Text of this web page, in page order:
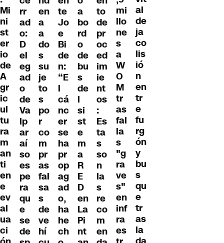
Mi
ni
st
er
io
de
A
gr
ic
ul
tu
ra
m
an
ti
en
e
ev
al
ua
ci
rr
ad
o:
D
el
eg
ad
o
de
Va
lp
ar
aí
so
es
pe
ra
qu
e
se
de
en
a
a
do
s
su
je
to
s
po
r
co
m
pr
as
fal
sa
s
de
ve
hí
te
Jo
e
Bi
de
n:
“E
l
cá
nc
er
se
ha
pr
op
ag
ad
o,
ha
he
ch
a
bo
rd
o
de
bu
s
de
l
si
st
e
m
a
R
E
D
en
La
Pi
nt
to
de
pr
oc
ed
im
ie
nt
os
:
Es
ta
s
so
n
la
s
re
co
m
en
mi
llo
ne
s
a
W
O
M
tr
as
fal
la
s
"g
ra
ve
s"
en
inf
ra
es
al
de
ja
co
lis
ió
n
en
tr
e
fu
rg
ón
y
bu
s
qu
e
tr
as
la